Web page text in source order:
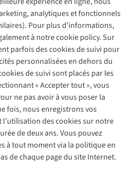
analytiques et fonctionnels
Pour plus d'informations,
à notre cookie policy. Sur
parfois des cookies de suivi pour
personnalisées en dehors du
de suivi sont placés par les
« Accepter tout », vous
ne pas avoir à vous poser la
fois, nous enregistrons vos
des cookies sur notre
de deux ans. Vous pouvez
à tout moment via la politique en
de chaque page du site Internet.
Suivez-nous
Politique de confidentialité
Cookie Policy
SA,